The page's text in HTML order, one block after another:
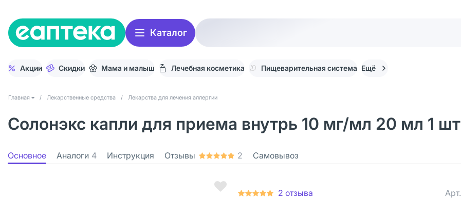
Каталог
Акции Скидки Мама и малыш Лечебная косметика Пищеварительная система Ещё
Главная / Лекарственные средства / Лекарства для лечения аллергии
Солонэкс капли для приема внутрь 10 мг/мл 20 мл 1 шт
Основное Аналоги 4 Инструкция Отзывы 2 Самовывоз
2 отзыва Арт.